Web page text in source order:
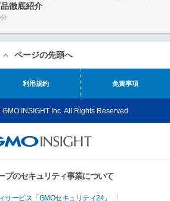
徹底紹介
ページの先頭へ
利用規約 免責事項
INSIGHT Inc. All Rights Reserved.
プのセキュリティ事業について
ービス「GMOセキュリティ24」